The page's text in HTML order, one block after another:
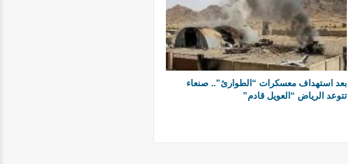
بعد استهداف معسكرات “الطوارئ”.. صنعاء
تتوعد الرياض “العويل قادم”